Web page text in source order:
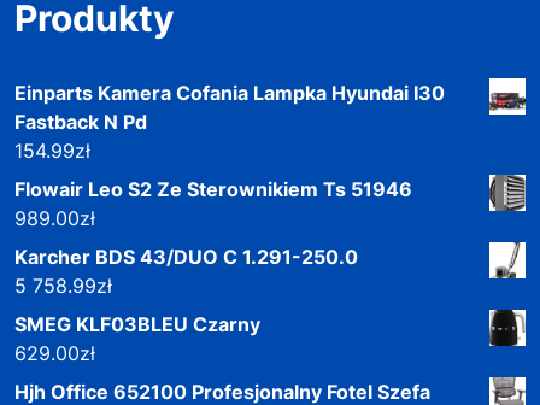
Produkty
Einparts Kamera Cofania Lampka Hyundai I30
Fastback N Pd
154.99zł
Flowair Leo S2 Ze Sterownikiem Ts 51946
989.00zł
Karcher BDS 43/DUO C 1.291-250.0
5 758.99zł
SMEG KLF03BLEU Czarny
629.00zł
Hjh Office 652100 Profesjonalny Fotel Szefa